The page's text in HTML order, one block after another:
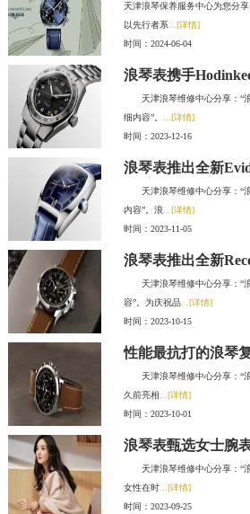
天津浪琴保养服务中心为您分
以先行者系...[详情]
时间：2024-06-04
天津浪琴维修中心分享：“
细内容”。 ...[详情]
时间：2023-12-16
天津浪琴维修中心分享：“浪
内容”。浪...[详情]
时间：2023-11-05
浪琴表推出全新
天津浪琴维修中心分享：“浪
容”。为庆祝品...[详情]
时间：2023-10-15
性能最抗打的浪琴
天津浪琴维修中心分享：“浪
久前亮相...[详情]
时间：2023-10-01
天津浪琴维修中心分享：“浪
女性在时...[详情]
时间：2023-09-25